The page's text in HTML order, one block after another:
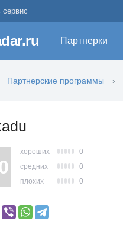
сервис
Партнерки
Партнерские программы
хороших
0
средних
0
плохих
0